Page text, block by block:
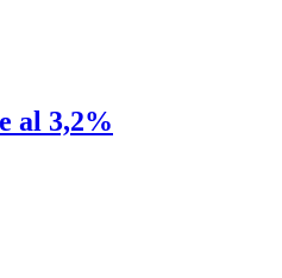
al 3,2%